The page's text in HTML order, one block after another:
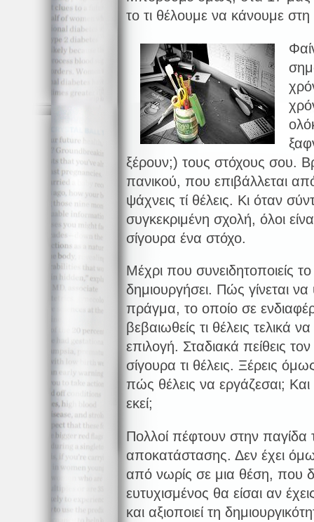
το τι θέλουμε να κάνουμε
ξέρουν;) τους στόχους σου.
πανικού, που επιβάλλεται
ψάχνεις τί θέλεις. Κι όταν
συγκεκριμένη σχολή, όλοι
σίγουρα ένα στόχο.
Μέχρι που συνειδητοποιείς
δημιουργήσει. Πώς γίνεται
πράγμα, το οποίο σε
βεβαιωθείς τι θέλεις τελικά
επιλογή. Σταδιακά πείθεις
σίγουρα τι θέλεις. Ξέρεις
πώς θέλεις να εργάζεσαι; Και
εκεί;
Πολλοί πέφτουν στην παγίδα
αποκατάστασης. Δεν έχει
από νωρίς σε μια θέση, που
ευτυχισμένος θα είσαι αν
και αξιοποιεί τη